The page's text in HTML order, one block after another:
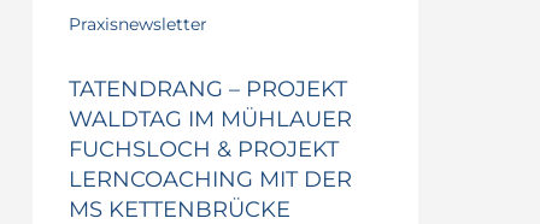
Kettenbrücke
Praxisnewsletter
TATENDRANG – PROJEKT
WALDTAG IM MÜHLAUER
FUCHSLOCH & PROJEKT
LERNCOACHING MIT DER
MS KETTENBRÜCKE